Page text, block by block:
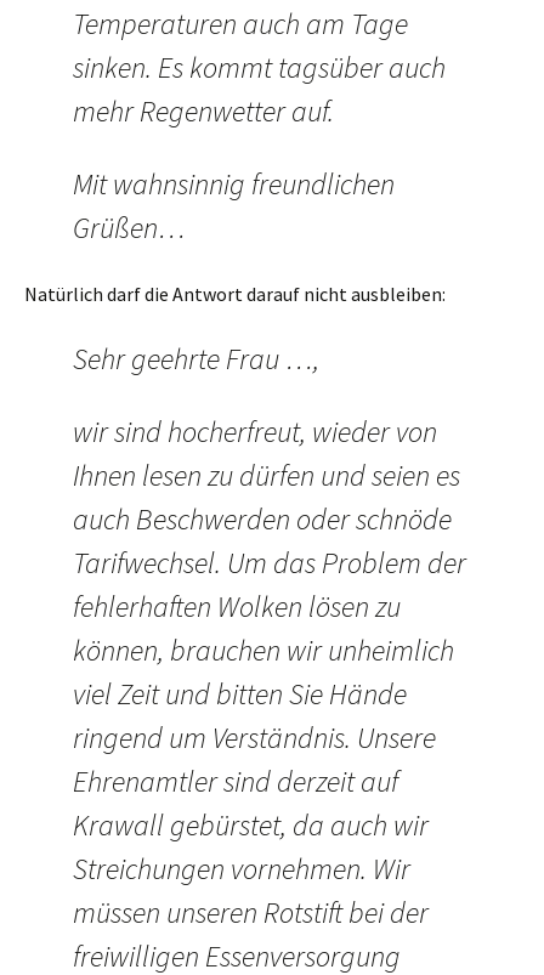
Temperaturen auch am Tage
sinken. Es kommt tagsüber auch
mehr Regenwetter auf.
Mit wahnsinnig freundlichen
Grüßen…
Natürlich darf die Antwort darauf nicht ausbleiben:
Sehr geehrte Frau …,
wir sind hocherfreut, wieder von
Ihnen lesen zu dürfen und seien es
auch Beschwerden oder schnöde
Tarifwechsel. Um das Problem der
fehlerhaften Wolken lösen zu
können, brauchen wir unheimlich
viel Zeit und bitten Sie Hände
ringend um Verständnis. Unsere
Ehrenamtler sind derzeit auf
Krawall gebürstet, da auch wir
Streichungen vornehmen. Wir
müssen unseren Rotstift bei der
freiwilligen Essenversorgung